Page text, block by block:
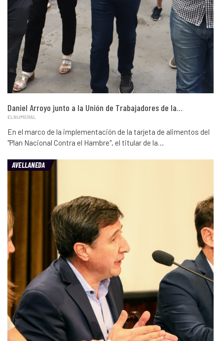
Daniel Arroyo junto a la Unión de Trabajadores de la…
ELNUMERAL
En el marco de la implementación de la tarjeta de alimentos del
"Plan Nacional Contra el Hambre", el titular de la…
AVELLANEDA